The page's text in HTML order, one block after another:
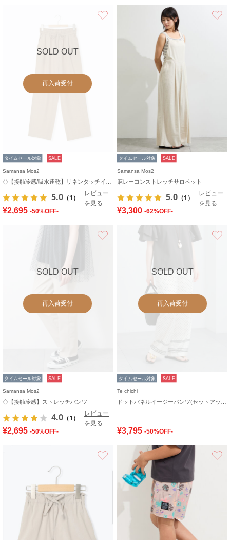
SOLD OUT
再入荷受付
タイムセール対象 SALE
Samansa Mos2
5.0 （1）
レビュー
を見る
¥2,695 -50%OFF-
タイムセール対象 SALE
Samansa Mos2
麻レーヨンストレッチサロペット
5.0 （1）
レビュー
を見る
¥3,300 -62%OFF-
SOLD OUT
再入荷受付
お気に入り
タイムセール対象 SALE
Samansa Mos2
◇【接触冷感】ストレッチパンツ
4.0 （1）
レビュー
を見る
¥2,695 -50%OFF-
SOLD OUT
再入荷受付
タイムセール対象 SALE
Te chichi
¥3,795 -50%OFF-
お気に入り